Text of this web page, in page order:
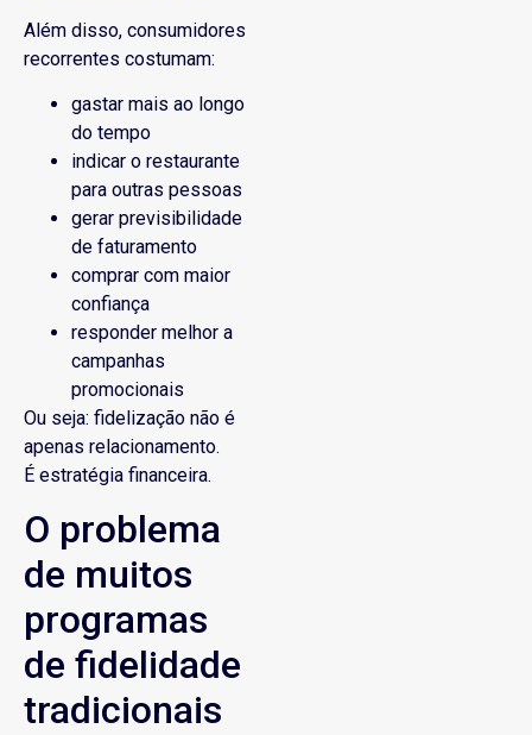
Além disso, consumidores
recorrentes costumam:
gastar mais ao longo
do tempo
indicar o restaurante
para outras pessoas
gerar previsibilidade
de faturamento
comprar com maior
confiança
responder melhor a
campanhas
promocionais
Ou seja: fidelização não é
apenas relacionamento.
É estratégia financeira.
O problema
de muitos
programas
de fidelidade
tradicionais